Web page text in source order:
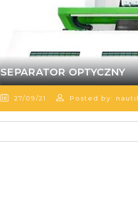
SEPARATOR OPTYCZNY
27/09/21 Posted by: